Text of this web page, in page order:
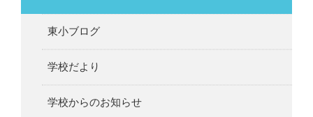
東小ブログ
学校だより
学校からのお知らせ